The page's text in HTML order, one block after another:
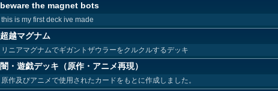
beware the magnet bots
this is my first deck ive made
超越マグナム
リニアマグナムでギガントザウラーをクルクルするデッキ
闇・遊戯デッキ（原作・アニメ再現）
原作及びアニメで使用されたカードをもとに作成しました。